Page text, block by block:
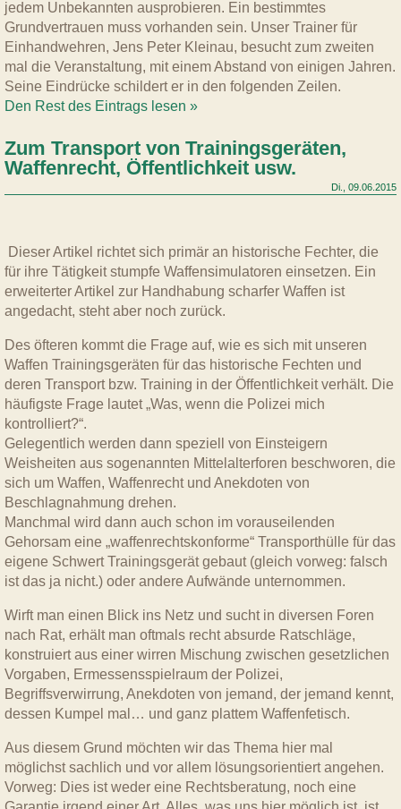
jedem Unbekannten ausprobieren. Ein bestimmtes
Grundvertrauen muss vorhanden sein. Unser Trainer für
Einhandwehren, Jens Peter Kleinau, besucht zum zweiten
mal die Veranstaltung, mit einem Abstand von einigen Jahren.
Seine Eindrücke schildert er in den folgenden Zeilen.
Den Rest des Eintrags lesen »
Zum Transport von Trainingsgeräten,
Waffenrecht, Öffentlichkeit usw.
Di., 09.06.2015
Dieser Artikel richtet sich primär an historische Fechter, die
für ihre Tätigkeit stumpfe Waffensimulatoren einsetzen. Ein
erweiterter Artikel zur Handhabung scharfer Waffen ist
angedacht, steht aber noch zurück.
Des öfteren kommt die Frage auf, wie es sich mit unseren
Waffen Trainingsgeräten für das historische Fechten und
deren Transport bzw. Training in der Öffentlichkeit verhält. Die
häufigste Frage lautet „Was, wenn die Polizei mich
kontrolliert?“.
Gelegentlich werden dann speziell von Einsteigern
Weisheiten aus sogenannten Mittelalterforen beschworen, die
sich um Waffen, Waffenrecht und Anekdoten von
Beschlagnahmung drehen.
Manchmal wird dann auch schon im vorauseilenden
Gehorsam eine „waffenrechtskonforme“ Transporthülle für das
eigene Schwert Trainingsgerät gebaut (gleich vorweg: falsch
ist das ja nicht.) oder andere Aufwände unternommen.
Wirft man einen Blick ins Netz und sucht in diversen Foren
nach Rat, erhält man oftmals recht absurde Ratschläge,
konstruiert aus einer wirren Mischung zwischen gesetzlichen
Vorgaben, Ermessensspielraum der Polizei,
Begriffsverwirrung, Anekdoten von jemand, der jemand kennt,
dessen Kumpel mal… und ganz plattem Waffenfetisch.
Aus diesem Grund möchten wir das Thema hier mal
möglichst sachlich und vor allem lösungsorientiert angehen.
Vorweg: Dies ist weder eine Rechtsberatung, noch eine